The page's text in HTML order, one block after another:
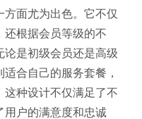
面尤为出色。它不仅
还根据会员等级的不
论是初级会员还是高级
合自己的服务套餐，
这种设计不仅满足了不
用户的满意度和忠诚